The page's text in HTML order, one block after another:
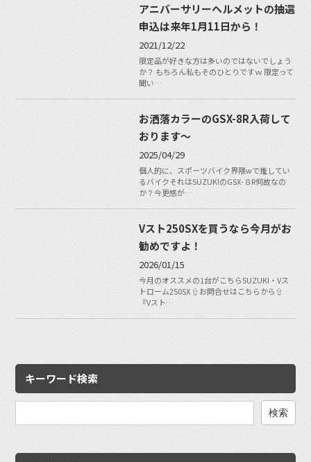
アニバーサリーヘルメットの抽選
申込は来年1月11日から！
2021/12/22
限定品が好きな方は多いのではないでしょう
か？ もちろん私もそのひとりですｗ 限定って
聞い…
お洒落カラーのGSX-8R入荷して
おります〜
2025/04/29
個人的に、スポーツバイク界隈wで推してい
るバイクそれはSUZUKIのGSX-８R何故なの
か？今更感が…
Vスト250SXを買うなら今月がお
勧めですよ！
2026/01/15
今月のオススメの1台がこちらSUZUKI・Vス
トローム250SX ⇧お問合せはこちらから⇧
『Vスト…
キーワード検索